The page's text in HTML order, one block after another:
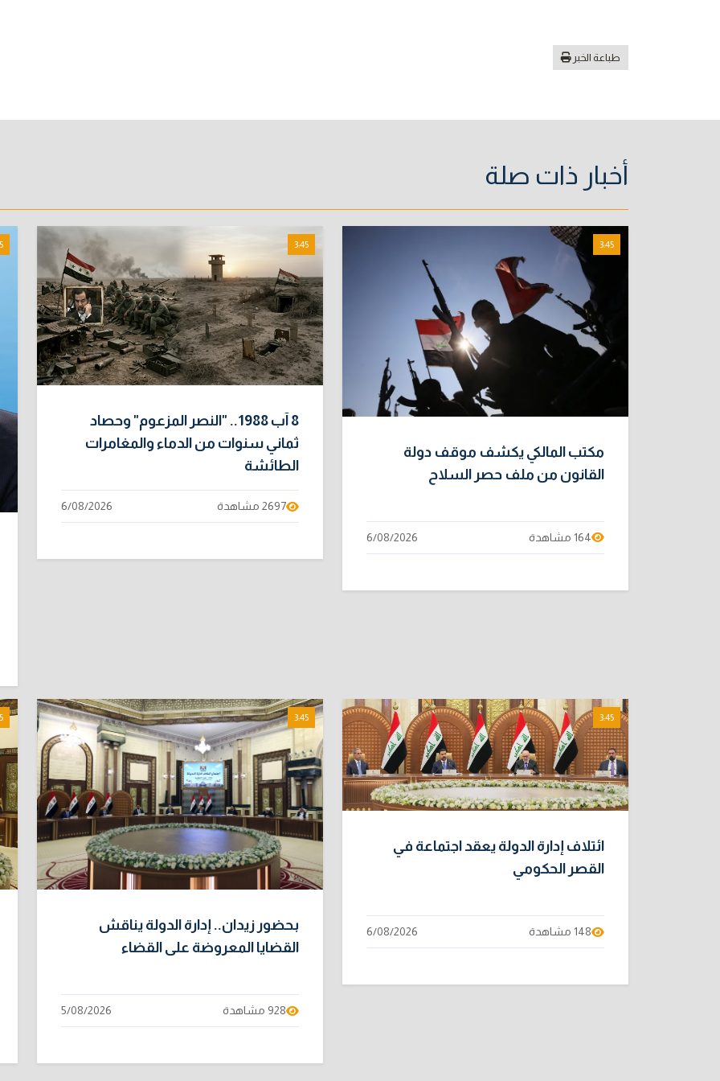
طباعة الخبر
أخبار ذات صلة
3:45
مكتب المالكي يكشف موقف دولة
القانون من ملف حصر السلاح
164 مشاهدة 6/08/2026
3:45
8 آب 1988.. "النصر المزعوم" وحصاد
ثماني سنوات من الدماء والمغامرات
الطائشة
2697 مشاهدة 6/08/2026
3:45
ائتلاف إدارة الدولة يعقد اجتماعة في
القصر الحكومي
148 مشاهدة 6/08/2026
3:45
بحضور زيدان.. إدارة الدولة يناقش
القضايا المعروضة على القضاء
928 مشاهدة 5/08/2026